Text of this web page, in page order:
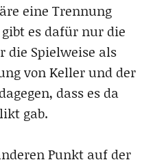
eine Trennung
es dafür nur die
die Spielweise als
von Keller und der
dass es da
gab.
Punkt auf der